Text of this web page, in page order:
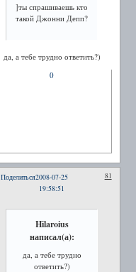
]ты спрашиваешь кто
такой Джонни Депп?
да, а тебе трудно ответить?)
0
Поделиться 81
2008-07-25
19:58:51
Hilaroius
написал(а):
да, а тебе трудно
ответить?)